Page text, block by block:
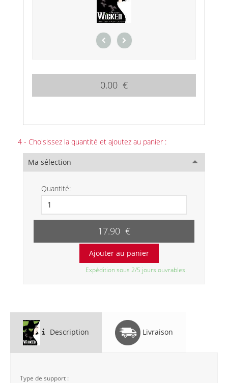
0.00 €
4 - Choisissez la quantité et ajoutez au panier :
Ma sélection
Quantité:
17.90 €
Expédition sous 2/5 jours ouvrables.
Description Livraison
Type de support :